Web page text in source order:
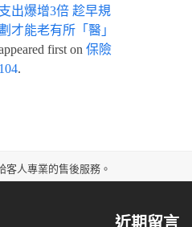
支出爆增3倍 趁早規
才能老有所「醫」
first on 保險
104.
人專業的售後服務。
近期留言